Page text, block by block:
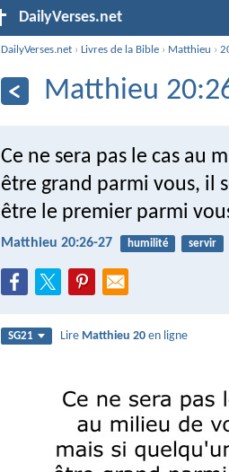
DailyVerses.net
DailyVerses.net ›Livres de la Bible › Matthieu ›
Matthieu
Ce ne sera pas le cas au
être grand parmi vous, il
être le premier parmi
Matthieu 20:26-27 humilité servir
SG21 Lire Matthieu 20 en ligne